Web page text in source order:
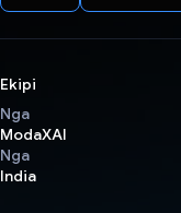
Ekipi
Nga
ModaXAI
Nga
India